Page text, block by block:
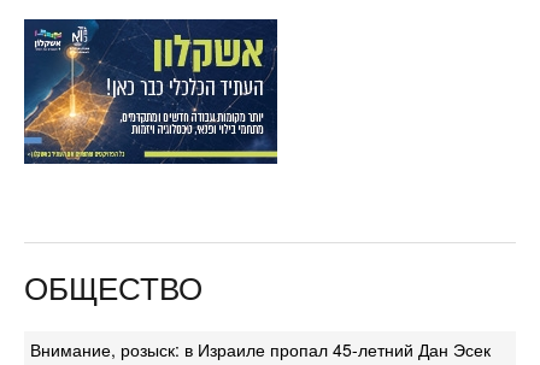
ОБЩЕСТВО
Внимание, розыск: в Израиле пропал 45-летний Дан Эсек